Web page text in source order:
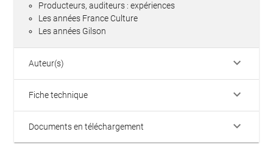
Producteurs, auditeurs : expériences
Les années France Culture
Les années Gilson
Auteur(s) keyboard_arrow_down
Fiche technique keyboard_arrow_down
Documents en téléchargement keyboard_arrow_down